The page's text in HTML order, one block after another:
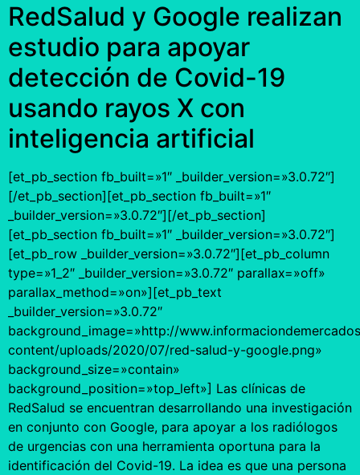
RedSalud y Google realizan
estudio para apoyar
detección de Covid-19
usando rayos X con
inteligencia artificial
[et_pb_section fb_built=»1″ _builder_version=»3.0.72″]
[/et_pb_section][et_pb_section fb_built=»1″
_builder_version=»3.0.72″][/et_pb_section]
[et_pb_section fb_built=»1″ _builder_version=»3.0.72″]
[et_pb_row _builder_version=»3.0.72″][et_pb_column
type=»1_2″ _builder_version=»3.0.72″ parallax=»off»
parallax_method=»on»][et_pb_text
_builder_version=»3.0.72″
background_image=»http://
content/uploads/2020/07/red-salud-y-google.png»
background_size=»contain»
background_position=»top_left»] Las clínicas de
RedSalud se encuentran desarrollando una investigación
en conjunto con Google, para apoyar a los radiólogos
de urgencias con una herramienta oportuna para la
identificación del Covid-19. La idea es que una persona